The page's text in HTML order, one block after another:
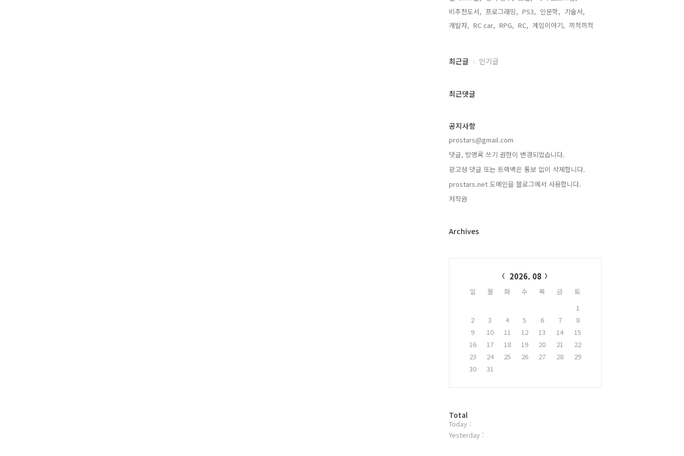
비추천도서, 프로그래밍, PS3, 인문학, 기술서,
개발자, RC car, RPG, RC, 게임이야기, 끼적끼적,
최
과
글
최근글 인기글
최근댓글
공지사항
prostars@gmail.com
댓글, 방명록 쓰기 권한이 변경되었습니다.
광고성 댓글 또는 트랙백은 통보 없이 삭제합니다.
prostars.net 도메인을 블로그에서 사용합니다.
저작권
Archives
2026. 08
일 월 화 수 목 금
토
1
2
3 4 5 6 7
8
9
10 11 12 13 14
15
16
17 18 19 20 21
22
23
24 25 26 27 28
29
30
31
방
문
자
Total
Today :
Yesterday :